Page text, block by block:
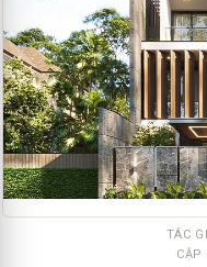
TÁC
CẬP